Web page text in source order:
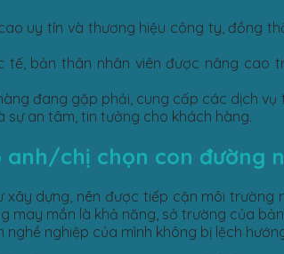
uy tín và thương hiệu công ty, đồng
bản thân nhân viên được nâng cao
đang gặp phải, cung cấp các dịch
sự an tâm, tin tưởng cho khách hàng.
chị chọn con đường
dựng, nên được tiếp cận môi trường
may mắn là khả năng, sở trường của
nghiệp của mình không bị lệch